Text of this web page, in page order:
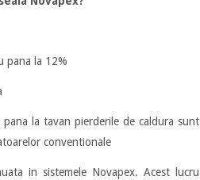
pana la 12%
la tavan pierderile de caldura sunt
conventionale
in sistemele Novapex. Acest lucru